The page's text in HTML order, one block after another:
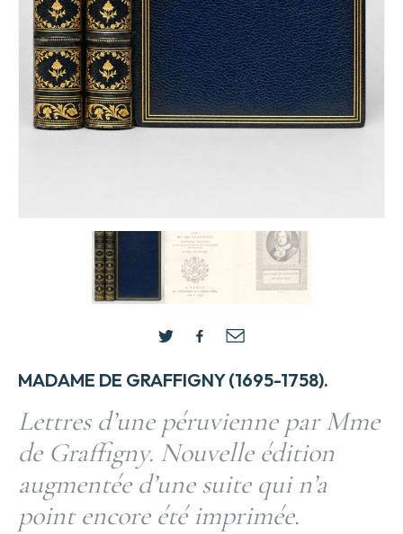
MADAME DE GRAFFIGNY (1695-1758).
Lettres d’une péruvienne par Mme
de Graffigny. Nouvelle édition
augmentée d’une suite qui n’a
point encore été imprimée.